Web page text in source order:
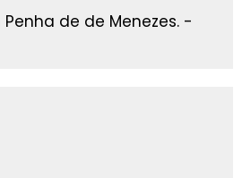
Penha de de Menezes. -